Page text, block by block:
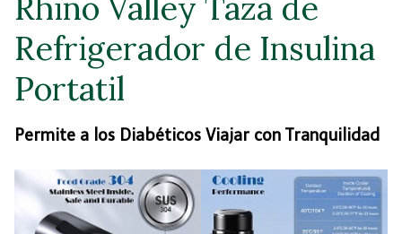
Refrigerador de Insulina
Portatil
Permite a los Diabéticos Viajar con Tranquilidad